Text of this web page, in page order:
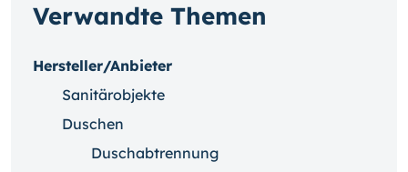
Verwandte Themen
Hersteller/Anbieter
Sanitärobjekte
Duschen
Duschabtrennung